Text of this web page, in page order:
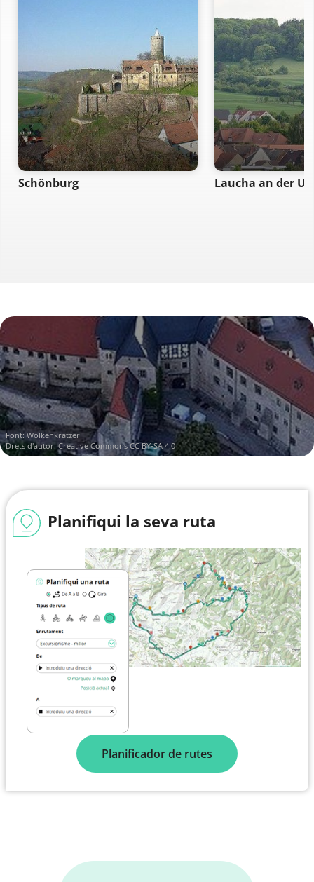
Schönburg Laucha an der
Font: Wolkenkratzer
Drets d'autor:Creative Commons CC BY-SA 4.0
Planifiqui la seva ruta
Planificador de rutes